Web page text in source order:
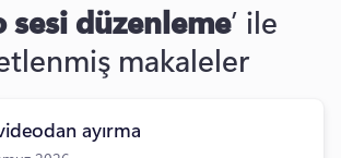
sesi düzenleme’ ile
makaleler
ayırma